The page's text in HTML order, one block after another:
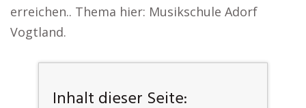
erreichen.. Thema hier: Musikschule Adorf
Vogtland.
Inhalt dieser Seite: